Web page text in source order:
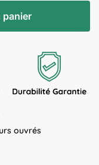
panier
ouvrés